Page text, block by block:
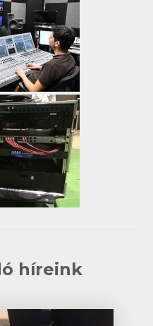
híreink